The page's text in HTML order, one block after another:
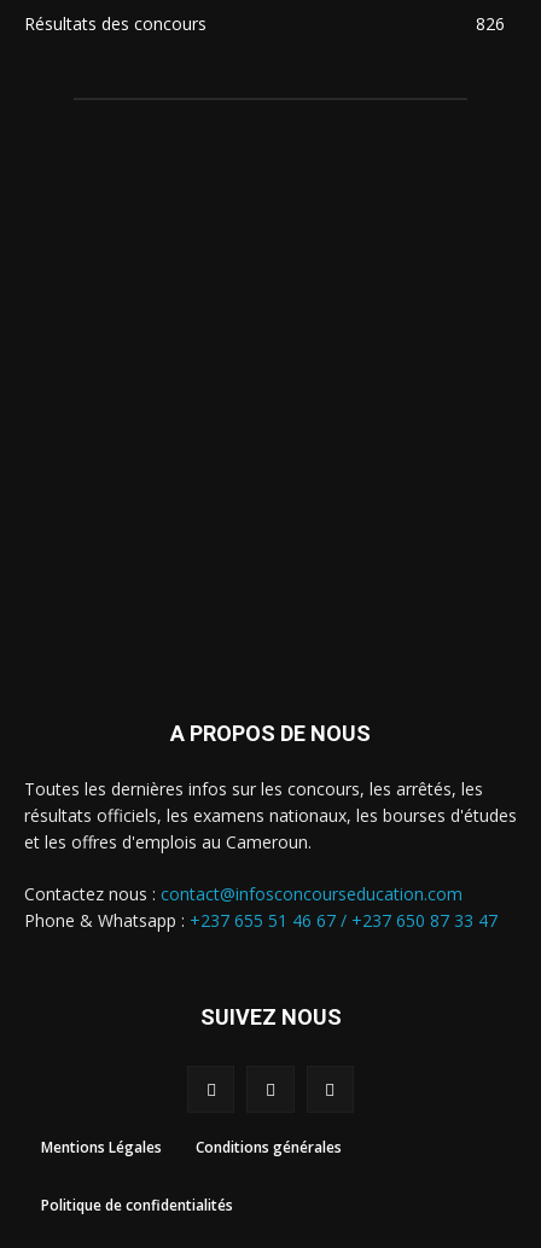
Résultats des concours
826
A PROPOS DE NOUS
Toutes les dernières infos sur les concours, les arrêtés, les
résultats officiels, les examens nationaux, les bourses d'études
et les offres d'emplois au Cameroun.
Contactez nous : contact@infosconcourseducation.com
Phone & Whatsapp : +237 655 51 46 67 / +237 650 87 33 47
SUIVEZ NOUS
Mentions Légales Conditions générales
Politique de confidentialités